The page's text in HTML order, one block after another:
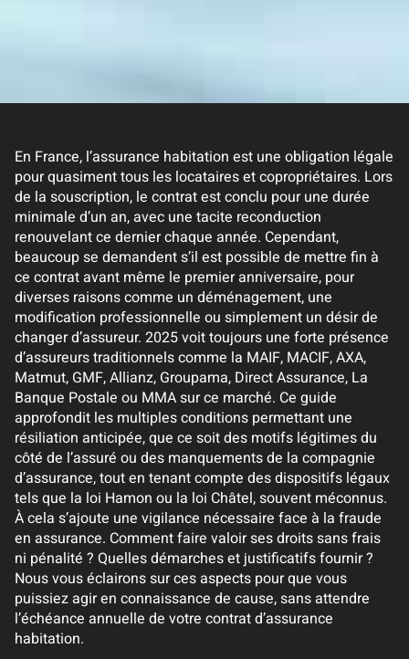
En France, l’assurance habitation est une obligation légale
pour quasiment tous les locataires et copropriétaires. Lors
de la souscription, le contrat est conclu pour une durée
minimale d’un an, avec une tacite reconduction
renouvelant ce dernier chaque année. Cependant,
beaucoup se demandent s’il est possible de mettre fin à
ce contrat avant même le premier anniversaire, pour
diverses raisons comme un déménagement, une
modification professionnelle ou simplement un désir de
changer d’assureur. 2025 voit toujours une forte présence
d’assureurs traditionnels comme la MAIF, MACIF, AXA,
Matmut, GMF, Allianz, Groupama, Direct Assurance, La
Banque Postale ou MMA sur ce marché. Ce guide
approfondit les multiples conditions permettant une
résiliation anticipée, que ce soit des motifs légitimes du
côté de l’assuré ou des manquements de la compagnie
d’assurance, tout en tenant compte des dispositifs légaux
tels que la loi Hamon ou la loi Châtel, souvent méconnus.
À cela s’ajoute une vigilance nécessaire face à la fraude
en assurance. Comment faire valoir ses droits sans frais
ni pénalité ? Quelles démarches et justificatifs fournir ?
Nous vous éclairons sur ces aspects pour que vous
puissiez agir en connaissance de cause, sans attendre
l’échéance annuelle de votre contrat d’assurance
habitation.